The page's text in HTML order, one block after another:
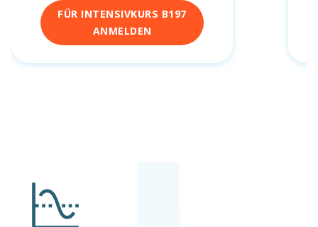
FÜR INTENSIVKURS B197
ANMELDEN